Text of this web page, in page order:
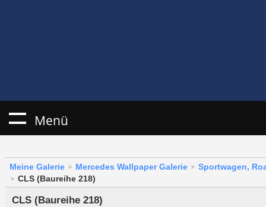
Menü
Meine Galerie Mercedes Wallpaper Galerie
Sportwagen,
CLS (Baureihe 218)
CLS (Baureihe 218)